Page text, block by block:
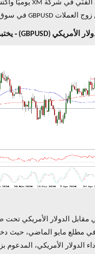
الفنّي في شركة XM يوميًّا
العملات GBPUSD في سوق
الأمريكي (GBPUSD)
-
مقابل الدولار الأمريكي
بالقرب من مستوى 1.1850 في مطلع
الأمريكي، المدعوم